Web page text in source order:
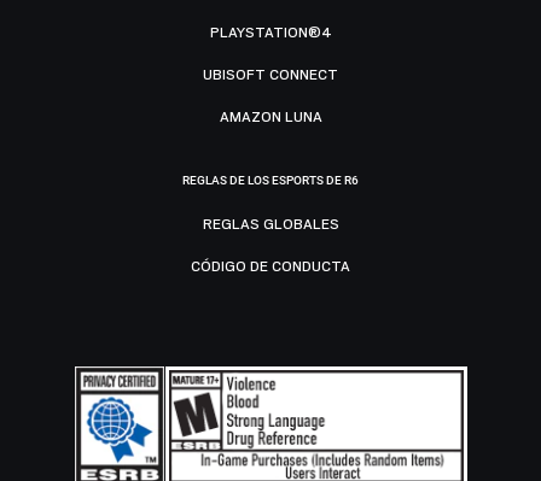
PLAYSTATION®4
UBISOFT CONNECT
AMAZON LUNA
REGLAS DE LOS ESPORTS DE R6
REGLAS GLOBALES
CÓDIGO DE CONDUCTA